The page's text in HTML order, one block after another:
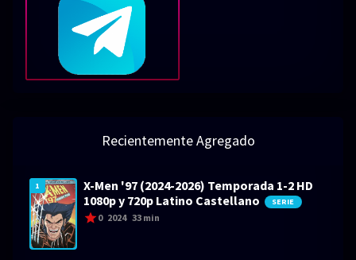
Recientemente Agregado
1
X-Men '97 (2024-2026) Temporada 1-2 HD
1080p y 720p Latino Castellano
SERIE
0 2024 33 min